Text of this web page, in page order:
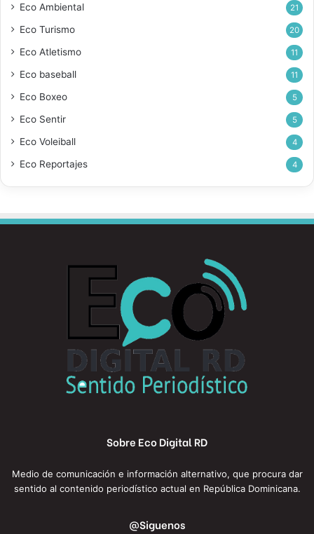
Eco Ambiental 21
Eco Turismo 20
Eco Atletismo 11
Eco baseball 11
Eco Boxeo 5
Eco Sentir 5
Eco Voleiball 4
Eco Reportajes 4
Sobre Eco Digital RD
Medio de comunicación e información alternativo, que procura dar
sentido al contenido periodístico actual en República Dominicana.
@Siguenos